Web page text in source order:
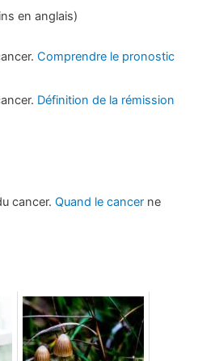
en anglais)
Comprendre le pronostic
Définition de la rémission
cancer.Quand le cancer ne